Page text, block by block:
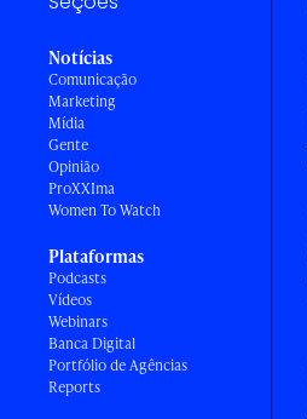
Notícias
Comunicação
Marketing
Mídia
Gente
Opinião
ProXXIma
Women To Watch
Plataformas
Podcasts
Vídeos
Webinars
Banca Digital
Portfólio de Agências
Reports